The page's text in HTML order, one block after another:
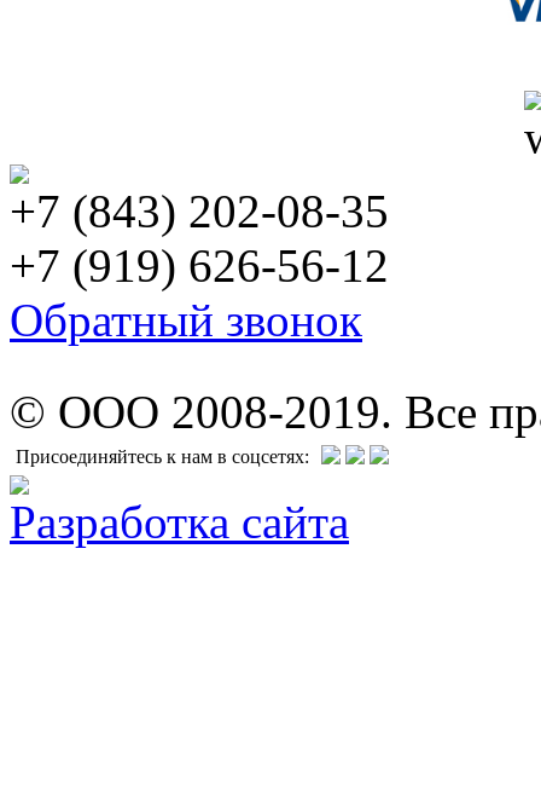
+7 (843) 202-08-35
+7 (919) 626-56-12
Обратный звонок
© ООО 2008-2019. Все
Присоединяйтесь к нам в соцсетях:
Разработка сайта